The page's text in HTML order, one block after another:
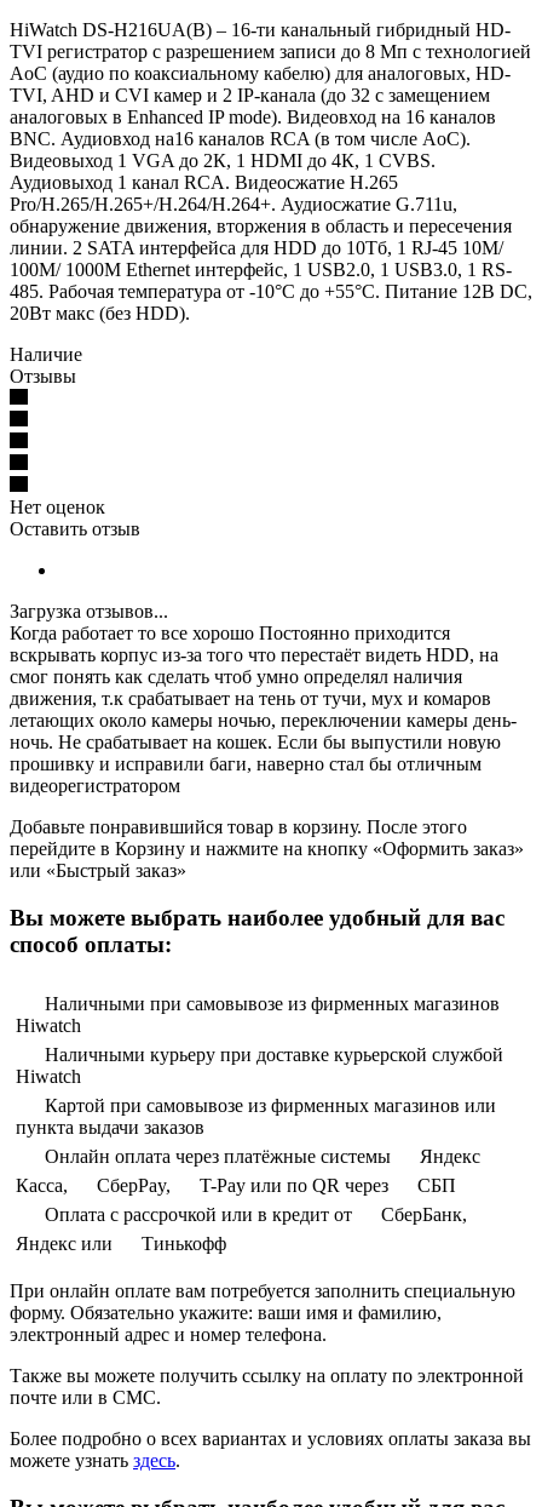
HiWatch DS-H216UA(B) – 16-ти канальный гибридный HD-
TVI регистратор с разрешением записи до 8 Мп c технологией
AoC (аудио по коаксиальному кабелю) для аналоговых, HD-
TVI, AHD и CVI камер и 2 IP-канала (до 32 с замещением
аналоговых в Enhanced IP mode). Видеовход на 16 каналов
BNC. Аудиовход на16 каналов RCA (в том числе AoC).
Видеовыход 1 VGA до 2К, 1 HDMI до 4К, 1 CVBS.
Аудиовыход 1 канал RCA. Видеосжатие H.265
Pro/H.265/H.265+/H.264/H.264+. Аудиосжатие G.711u,
обнаружение движения, вторжения в область и пересечения
линии. 2 SATA интерфейса для HDD до 10Тб, 1 RJ-45 10M/
100M/ 1000M Ethernet интерфейс, 1 USB2.0, 1 USB3.0, 1 RS-
485. Рабочая температура от -10°C до +55°C. Питание 12В DC,
20Вт макс (без HDD).
Наличие
Отзывы
Нет оценок
Оставить отзыв
Загрузка отзывов...
Когда работает то все хорошо Постоянно приходится
вскрывать корпус из-за того что перестаёт видеть HDD, на
смог понять как сделать чтоб умно определял наличия
движения, т.к срабатывает на тень от тучи, мух и комаров
летающих около камеры ночью, переключении камеры день-
ночь. Не срабатывает на кошек. Если бы выпустили новую
прошивку и исправили баги, наверно стал бы отличным
видеорегистратором
Добавьте понравившийся товар в корзину. После этого
перейдите в Корзину и нажмите на кнопку «Оформить заказ»
или «Быстрый заказ»
Вы можете выбрать наиболее удобный для вас
способ оплаты:
Наличными при самовывозе из фирменных магазинов
Hiwatch
Наличными курьеру при доставке курьерской службой
Hiwatch
Картой при самовывозе из фирменных магазинов или
пункта выдачи заказов
Онлайн оплата через платёжные системы
Яндекс
Касса,
СберPay, T-Pay или по QR через
СБП
Оплата с рассрочкой или в кредит от
СберБанк,
Яндекс или
Тинькофф
При онлайн оплате вам потребуется заполнить специальную
форму. Обязательно укажите: ваши имя и фамилию,
электронный адрес и номер телефона.
Также вы можете получить ссылку на оплату по электронной
почте или в СМС.
Более подробно о всех вариантах и условиях оплаты заказа вы
можете узнать здесь.